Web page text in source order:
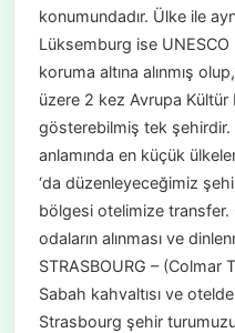
konumundadır. Ülke ile
Lüksemburg ise UNESCO
koruma altına alınmış
üzere 2 kez Avrupa Kültür
gösterebilmiş tek şehirdir.
anlamında en küçük
‘da düzenleyeceğimiz
bölgesi otelimize transfer.
odaların alınması ve
STRASBOURG – (Colmar
Sabah kahvaltısı ve
Strasbourg şehir